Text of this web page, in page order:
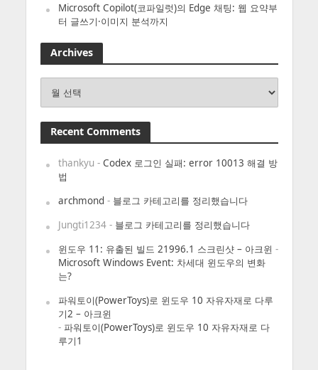
Microsoft Copilot(코파일럿)의 Edge 채팅: 웹 요약부
터 글쓰기·이미지 분석까지
Archives
Recent Comments
thankyu - Codex 로그인 실패: error 10013 해결 방
법
archmond- 블로그 카테고리를 정리했습니다
Jungti1234- 블로그 카테고리를 정리했습니다
윈도우 11: 유출된 빌드 21996.1 스크린샷 – 아크윈 -
Microsoft Windows Event: 차세대 윈도우의 변화
는?
파워토이(PowerToys)로 윈도우 10 자유자재로 다루
기2 – 아크윈
- 파워토이(PowerToys)로 윈도우 10 자유자재로 다
루기1